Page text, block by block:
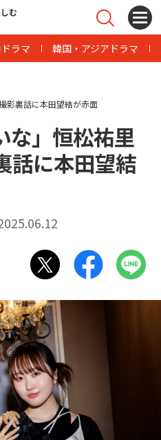
む
ラマ 韓国・アジアドラマ
影裏話に本田望結が赤面
な」恒松祐里
話に本田望結